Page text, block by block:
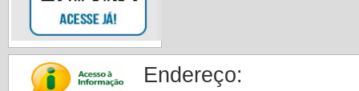
Endereço: